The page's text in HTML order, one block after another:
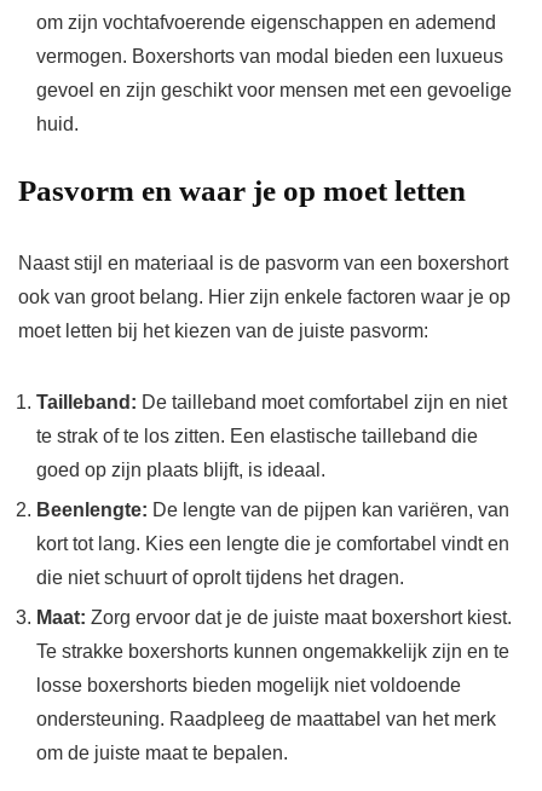
om zijn vochtafvoerende eigenschappen en ademend
vermogen. Boxershorts van modal bieden een luxueus
gevoel en zijn geschikt voor mensen met een gevoelige
huid.
Pasvorm en waar je op moet letten
Naast stijl en materiaal is de pasvorm van een boxershort
ook van groot belang. Hier zijn enkele factoren waar je op
moet letten bij het kiezen van de juiste pasvorm:
Tailleband: De tailleband moet comfortabel zijn en niet
te strak of te los zitten. Een elastische tailleband die
goed op zijn plaats blijft, is ideaal.
Beenlengte: De lengte van de pijpen kan variëren, van
kort tot lang. Kies een lengte die je comfortabel vindt en
die niet schuurt of oprolt tijdens het dragen.
Maat: Zorg ervoor dat je de juiste maat boxershort kiest.
Te strakke boxershorts kunnen ongemakkelijk zijn en te
losse boxershorts bieden mogelijk niet voldoende
ondersteuning. Raadpleeg de maattabel van het merk
om de juiste maat te bepalen.